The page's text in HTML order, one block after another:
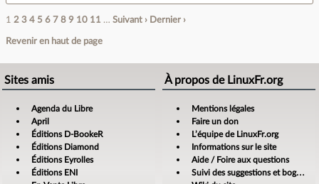
1 2 3 4 5 6 7 8 9 10 11 … Suivant › Dernier ›
Revenir en haut de page
Sites amis
Agenda du Libre
April
Éditions D-BookeR
Éditions Diamond
Éditions Eyrolles
Éditions ENI
À propos de LinuxFr.org
Mentions légales
Faire un don
L’équipe de LinuxFr.org
Informations sur le site
Aide / Foire aux questions
Suivi des suggestions et bogues